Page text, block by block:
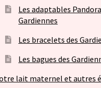
Les adaptables
Gardiennes
Les bracelets des
Les bagues des
lait maternel et autres